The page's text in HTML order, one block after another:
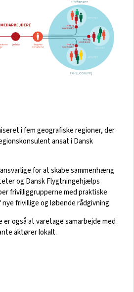
i fem geografiske regioner, der
ansat i Dansk
for at skabe sammenhæng
og Dansk Flygtningehjælps
frivilliggrupperne med praktiske
frivillige og løbende rådgivning.
også at varetage samarbejde med
aktører lokalt.